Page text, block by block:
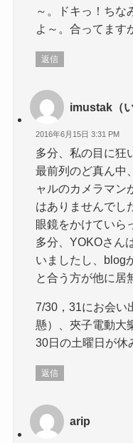
～。ドキっ！ちな
よ～。合ってます
返信
imustak（
2016年6月15日 3:31 PM
多分、私の目に狂
最前列のど真ん中
ャルのカメラマン
はありませんでし
眼鏡をかけていら
多分、YOKOさん
いましたし、blog
と合う方が他に居
7/30，31にお会い
懸）、夾子電動大
30日の土曜日が休
返信
arip